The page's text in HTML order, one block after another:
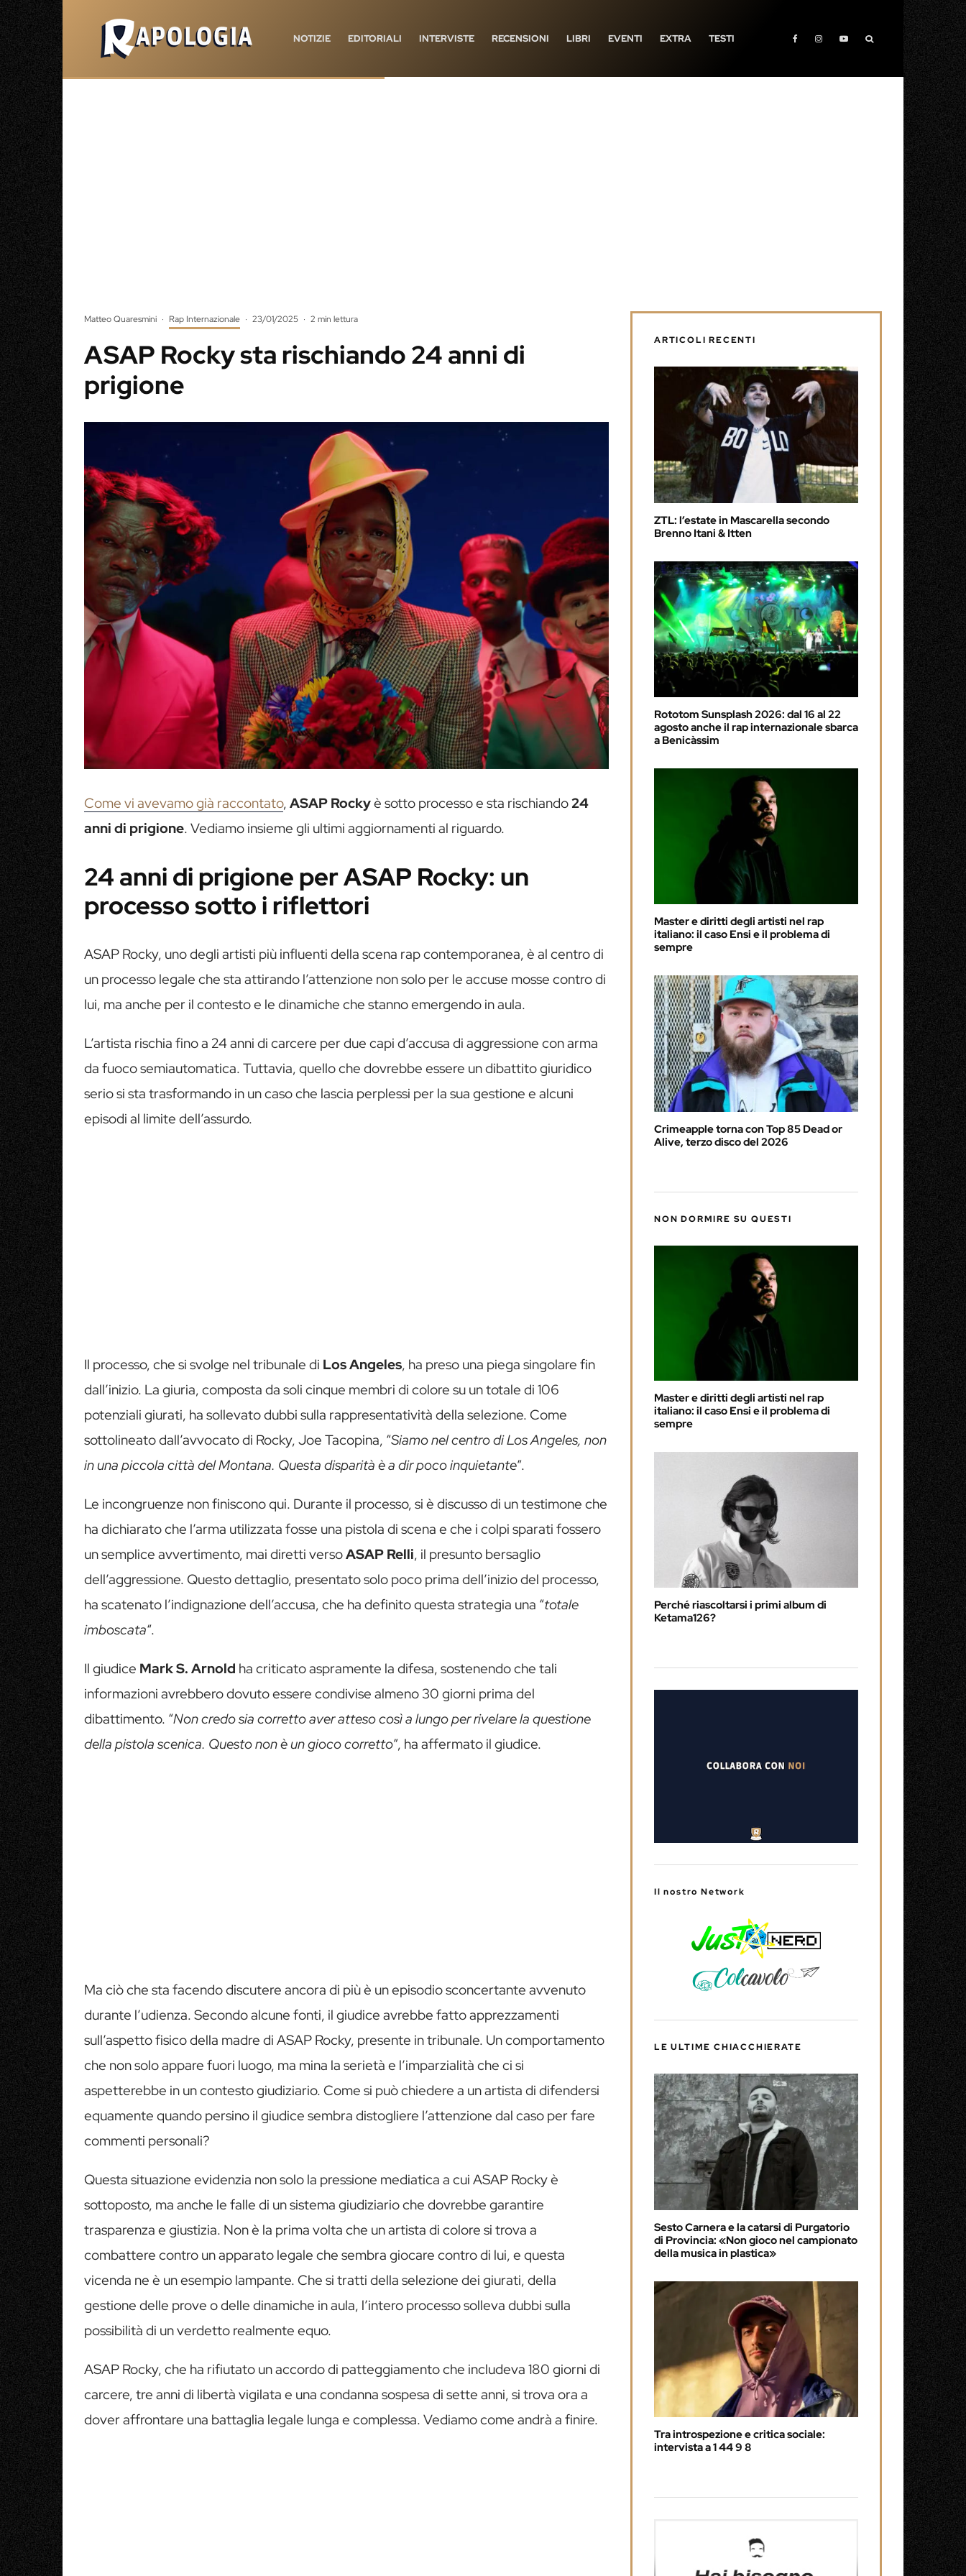
NOTIZIE EDITORIALI INTERVISTE RECENSIONI LIBRI EVENTI EXTRA TESTI
Matteo Quaresmini · Rap Internazionale · 23/01/2025 · 2 min lettura
ASAP Rocky sta rischiando 24 anni di
prigione
Come vi avevamo già raccontato, ASAP Rockyè sotto processo e sta rischiando24
anni di prigione. Vediamo insieme gli ultimi aggiornamenti al riguardo.
24 anni di prigione per ASAP Rocky: un
processo sotto i riflettori
ASAP Rocky, uno degli artisti più influenti della scena rap contemporanea, è al centro di
un processo legale che sta attirando l’attenzione non solo per le accuse mosse contro di
lui, ma anche per il contesto e le dinamiche che stanno emergendo in aula.
L’artista rischia fino a 24 anni di carcere per due capi d’accusa di aggressione con arma
da fuoco semiautomatica. Tuttavia, quello che dovrebbe essere un dibattito giuridico
serio si sta trasformando in un caso che lascia perplessi per la sua gestione e alcuni
episodi al limite dell’assurdo.
Il processo, che si svolge nel tribunale di Los Angeles, ha preso una piega singolare fin
dall’inizio. La giuria, composta da soli cinque membri di colore su un totale di 106
potenziali giurati, ha sollevato dubbi sulla rappresentatività della selezione. Come
sottolineato dall’avvocato di Rocky, Joe Tacopina, “Siamo nel centro di Los Angeles, non
in una piccola città del Montana. Questa disparità è a dir poco inquietante”.
Le incongruenze non finiscono qui. Durante il processo, si è discusso di un testimone che
ha dichiarato che l’arma utilizzata fosse una pistola di scena e che i colpi sparati fossero
un semplice avvertimento, mai diretti versoASAP Relli, il presunto bersaglio
dell’aggressione. Questo dettaglio, presentato solo poco prima dell’inizio del processo,
ha scatenato l’indignazione dell’accusa, che ha definito questa strategia una “totale
imboscata“.
Il giudice Mark S. Arnold ha criticato aspramente la difesa, sostenendo che tali
informazioni avrebbero dovuto essere condivise almeno 30 giorni prima del
dibattimento. “Non credo sia corretto aver atteso così a lungo per rivelare la questione
della pistola scenica. Questo non è un gioco corretto”, ha affermato il giudice.
Ma ciò che sta facendo discutere ancora di più è un episodio sconcertante avvenuto
durante l’udienza. Secondo alcune fonti, il giudice avrebbe fatto apprezzamenti
sull’aspetto fisico della madre di ASAP Rocky, presente in tribunale. Un comportamento
che non solo appare fuori luogo, ma mina la serietà e l’imparzialità che ci si
aspetterebbe in un contesto giudiziario. Come si può chiedere a un artista di difendersi
equamente quando persino il giudice sembra distogliere l’attenzione dal caso per fare
commenti personali?
Questa situazione evidenzia non solo la pressione mediatica a cui ASAP Rocky è
sottoposto, ma anche le falle di un sistema giudiziario che dovrebbe garantire
trasparenza e giustizia. Non è la prima volta che un artista di colore si trova a
combattere contro un apparato legale che sembra giocare contro di lui, e questa
vicenda ne è un esempio lampante. Che si tratti della selezione dei giurati, della
gestione delle prove o delle dinamiche in aula, l’intero processo solleva dubbi sulla
possibilità di un verdetto realmente equo.
ASAP Rocky, che ha rifiutato un accordo di patteggiamento che includeva 180 giorni di
carcere, tre anni di libertà vigilata e una condanna sospesa di sette anni, si trova ora a
dover affrontare una battaglia legale lunga e complessa. Vediamo come andrà a finire.
ARTICOLI RECENTI
ZTL: l’estate in Mascarella secondo
Brenno Itani & Itten
Rototom Sunsplash 2026: dal 16 al 22
agosto anche il rap internazionale sbarca
a Benicàssim
Master e diritti degli artisti nel rap
italiano: il caso Ensi e il problema di
sempre
Crimeapple torna con Top 85 Dead or
Alive, terzo disco del 2026
NON DORMIRE SU QUESTI
Master e diritti degli artisti nel rap
italiano: il caso Ensi e il problema di
sempre
Perché riascoltarsi i primi album di
Ketama126?
Il nostro Network
LE ULTIME CHIACCHIERATE
Sesto Carnera e la catarsi di Purgatorio
di Provincia: «Non gioco nel campionato
della musica in plastica»
Tra introspezione e critica sociale:
intervista a 1 44 9 8